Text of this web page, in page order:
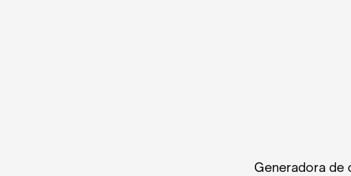
Generadora de